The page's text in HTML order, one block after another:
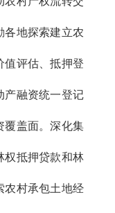
各地探索建立农
值评估、抵押登
产融资统一登记
覆盖面。深化集
权抵押贷款和林
农村承包土地经